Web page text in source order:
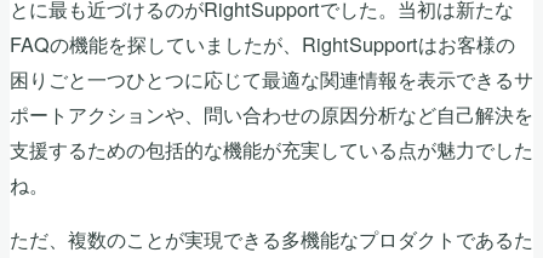
とに最も近づけるのがRightSupportでした。当初は新たな
FAQの機能を探していましたが、RightSupportはお客様の
困りごと一つひとつに応じて最適な関連情報を表示できるサ
ポートアクションや、問い合わせの原因分析など自己解決を
支援するための包括的な機能が充実している点が魅力でした
ね。
ただ、複数のことが実現できる多機能なプロダクトであるた